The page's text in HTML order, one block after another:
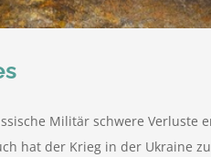
Militär schwere Verluste
hat der Krieg in der Ukraine